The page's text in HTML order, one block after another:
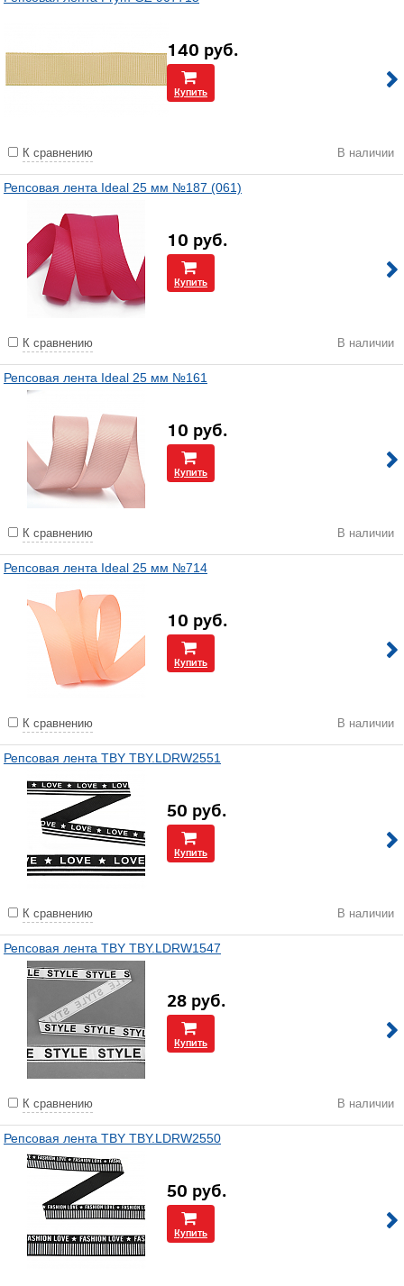
140 руб.
Купить
К сравнению В наличии
Репсовая лента Ideal 25 мм №187 (061)
10 руб.
Купить
К сравнению В наличии
Репсовая лента Ideal 25 мм №161
10 руб.
Купить
К сравнению В наличии
Репсовая лента Ideal 25 мм №714
10 руб.
Купить
К сравнению В наличии
Репсовая лента TBY TBY.LDRW2551
50 руб.
Купить
К сравнению В наличии
Репсовая лента TBY TBY.LDRW1547
28 руб.
Купить
К сравнению В наличии
Репсовая лента TBY TBY.LDRW2550
50 руб.
Купить